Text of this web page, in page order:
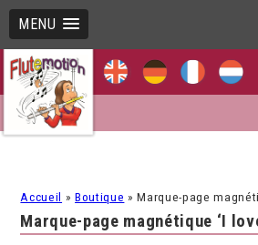
MENU
Accueil »Boutique »Marque-page
Marque-page magnétique ‘I